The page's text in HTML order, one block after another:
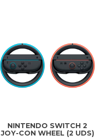
NINTENDO SWITCH 2
JOY-CON WHEEL (2 UDS)